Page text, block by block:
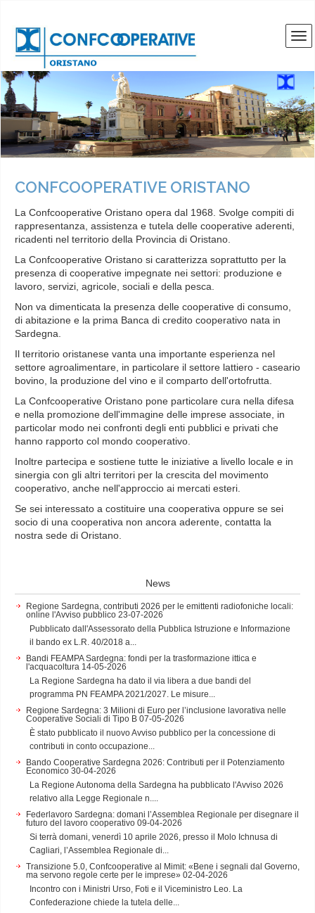
CONFCOOPERATIVE ORISTANO
La Confcooperative Oristano opera dal 1968. Svolge compiti di
rappresentanza, assistenza e tutela delle cooperative aderenti,
ricadenti nel territorio della Provincia di Oristano.
La Confcooperative Oristano si caratterizza soprattutto per la
presenza di cooperative impegnate nei settori: produzione e
lavoro, servizi, agricole, sociali e della pesca.
Non va dimenticata la presenza delle cooperative di consumo,
di abitazione e la prima Banca di credito cooperativo nata in
Sardegna.
Il territorio oristanese vanta una importante esperienza nel
settore agroalimentare, in particolare il settore lattiero - caseario
bovino, la produzione del vino e il comparto dell'ortofrutta.
La Confcooperative Oristano pone particolare cura nella difesa
e nella promozione dell'immagine delle imprese associate, in
particolar modo nei confronti degli enti pubblici e privati che
hanno rapporto col mondo cooperativo.
Inoltre partecipa e sostiene tutte le iniziative a livello locale e in
sinergia con gli altri territori per la crescita del movimento
cooperativo, anche nell'approccio ai mercati esteri.
Se sei interessato a costituire una cooperativa oppure se sei
socio di una cooperativa non ancora aderente, contatta la
nostra sede di Oristano.
News
Regione Sardegna, contributi 2026 per le emittenti radiofoniche locali:
online l'Avviso pubblico 23-07-2026
Pubblicato dall'Assessorato della Pubblica Istruzione e Informazione
il bando ex L.R. 40/2018 a...
Bandi FEAMPA Sardegna: fondi per la trasformazione ittica e
l'acquacoltura 14-05-2026
La Regione Sardegna ha dato il via libera a due bandi del
programma PN FEAMPA 2021/2027. Le misure...
Regione Sardegna: 3 Milioni di Euro per l’inclusione lavorativa nelle
Cooperative Sociali di Tipo B 07-05-2026
È stato pubblicato il nuovo Avviso pubblico per la concessione di
contributi in conto occupazione...
Bando Cooperative Sardegna 2026: Contributi per il Potenziamento
Economico 30-04-2026
La Regione Autonoma della Sardegna ha pubblicato l'Avviso 2026
relativo alla Legge Regionale n....
Federlavoro Sardegna: domani l’Assemblea Regionale per disegnare il
futuro del lavoro cooperativo 09-04-2026
Si terrà domani, venerdì 10 aprile 2026, presso il Molo Ichnusa di
Cagliari, l’Assemblea Regionale di...
Transizione 5.0, Confcooperative al Mimit: «Bene i segnali dal Governo,
ma servono regole certe per le imprese» 02-04-2026
Incontro con i Ministri Urso, Foti e il Viceministro Leo. La
Confederazione chiede la tutela delle...